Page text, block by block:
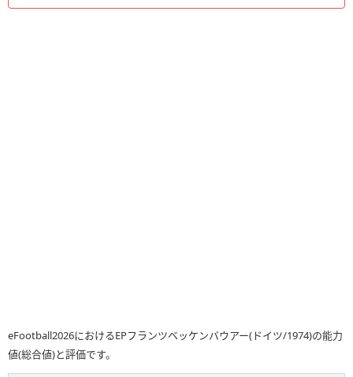
eFootball2026におけるEPフランツベッケンバウアー(ドイツ/1974)の能力
値(総合値)と評価です。